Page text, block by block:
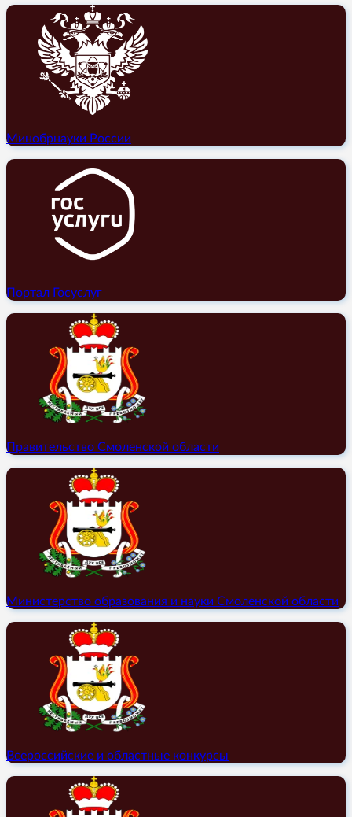
Минобрнауки России
Портал Госуслуг
Правительство Смоленской области
Министерство образования и науки Смоленской области
Всероссийские и областные конкурсы